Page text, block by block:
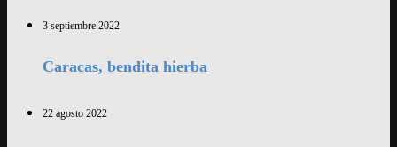
3 septiembre 2022
Caracas, bendita hierba
22 agosto 2022